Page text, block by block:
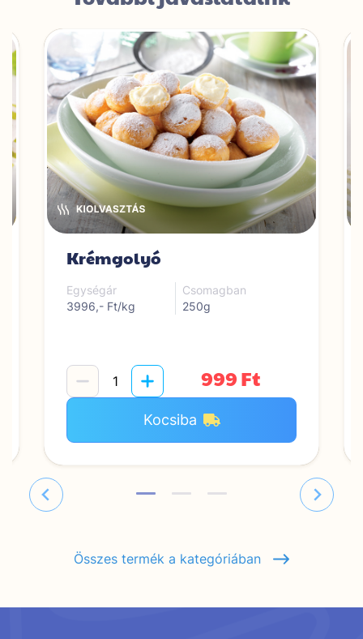
Krémgolyó
Egységár
3996,- Ft/kg
Csomagban
250g
999 Ft
Kocsiba
Összes termék a kategóriában